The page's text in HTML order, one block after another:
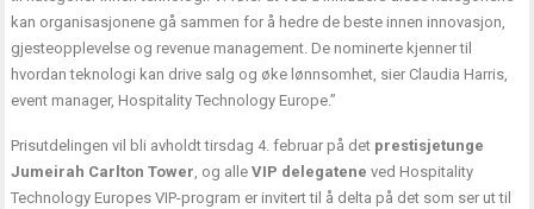
kan organisasjonene gå sammen for å hedre de beste innen innovasjon,
gjesteopplevelse og revenue management. De nominerte kjenner til
hvordan teknologi kan drive salg og øke lønnsomhet, sier Claudia Harris,
event manager, Hospitality Technology Europe.”
Prisutdelingen vil bli avholdt tirsdag 4. februar på det prestisjetunge
Jumeirah Carlton Tower, og alleVIP delegatene ved Hospitality
Technology Europes VIP-program er invitert til å delta på det som ser ut til